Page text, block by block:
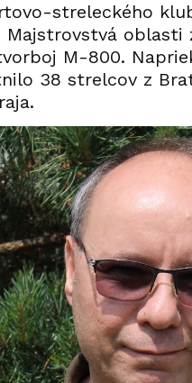
streleckého
Majstrovstvá oblasti
M-800.
38 strelcov z